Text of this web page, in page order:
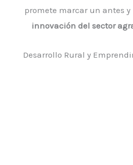
promete marcar un antes y
innovación del sector
Desarrollo Rural y